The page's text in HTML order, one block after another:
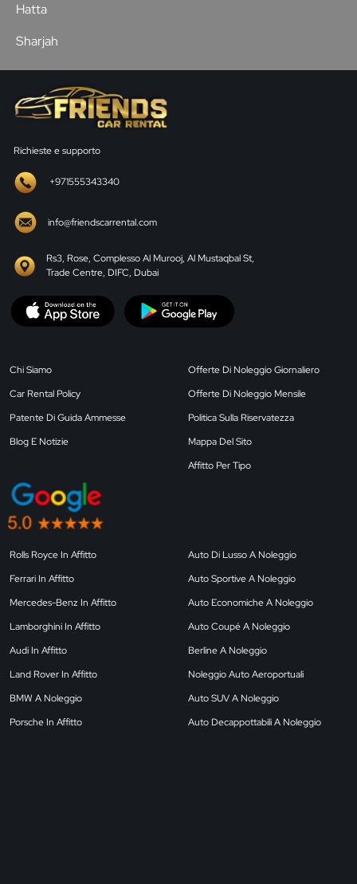
Hatta
Sharjah
Richieste e supporto
+971555343340
info@friendscarrental.com
Rs3, Rose, Complesso Al Murooj, Al Mustaqbal St,
Trade Centre, DIFC, Dubai
Chi Siamo
Car Rental Policy
Patente Di Guida Ammesse
Blog E Notizie
Offerte Di Noleggio Giornaliero
Offerte Di Noleggio Mensile
Politica Sulla Riservatezza
Mappa Del Sito
Affitto Per Tipo
Rolls Royce In Affitto
Ferrari In Affitto
Mercedes-Benz In Affitto
Lamborghini In Affitto
Audi In Affitto
Land Rover In Affitto
BMW A Noleggio
Porsche In Affitto
Auto Di Lusso A Noleggio
Auto Sportive A Noleggio
Auto Economiche A Noleggio
Auto Coupé A Noleggio
Berline A Noleggio
Noleggio Auto Aeroportuali
Auto SUV A Noleggio
Auto Decappottabili A Noleggio